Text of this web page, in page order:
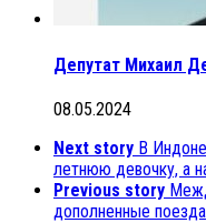
Депутат Михаил
08.05.2024
Next story В
летнюю девочку, а
Previous story
дополненные поезда